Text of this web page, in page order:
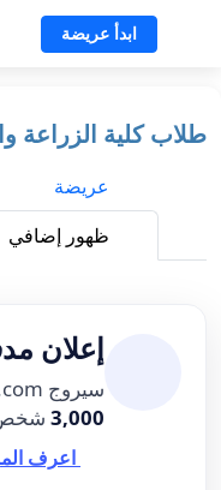
ابدأ عريضة
طلاب كلية الزراعة
عريضة
ظهور إضافي
إعلان
سيروج Aredaonline.com لهذه العريضة لدى
3,000
اعرف